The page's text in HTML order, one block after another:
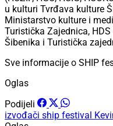
u kulturi Tvrđava kulture
Ministarstvo kulture i
Turistička Zajednica,
Šibenika i Turistička
Sve informacije o SHIP
Oglas
Podijeli
izvođači ship festival